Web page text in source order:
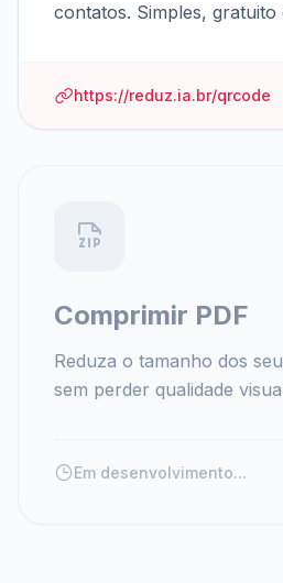
contatos. Simples,
https://reduz.ia.br/qrcode
Comprimir PDF
Reduza o tamanho dos
sem perder qualidade
Em desenvolvimento...